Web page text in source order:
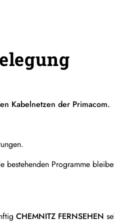
Kabelnetzen der Primacom.
Programme
CHEMNITZ FERNSEHEN